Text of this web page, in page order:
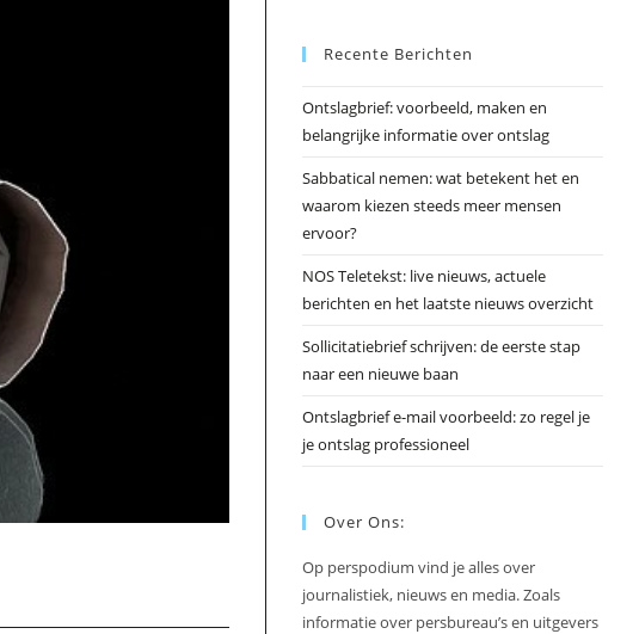
Recente Berichten
Ontslagbrief: voorbeeld, maken en
belangrijke informatie over ontslag
Sabbatical nemen: wat betekent het en
waarom kiezen steeds meer mensen
ervoor?
NOS Teletekst: live nieuws, actuele
berichten en het laatste nieuws overzicht
Sollicitatiebrief schrijven: de eerste stap
naar een nieuwe baan
Ontslagbrief e-mail voorbeeld: zo regel je
je ontslag professioneel
Over Ons:
Op perspodium vind je alles over
journalistiek, nieuws en media. Zoals
informatie over persbureau’s en uitgevers